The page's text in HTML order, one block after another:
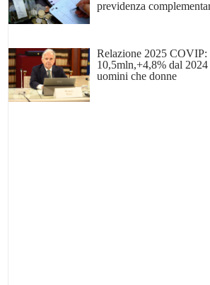
previdenza
Relazione 2025 COVIP:
10,5mln,+4,8% dal 2024
uomini che donne